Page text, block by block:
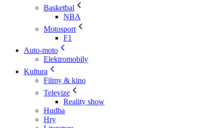
Basketbal
NBA
Motosport
F1
Auto-moto
Elektromobily
Kultura
Filmy & kino
Televize
Reality show
Hudba
Hry